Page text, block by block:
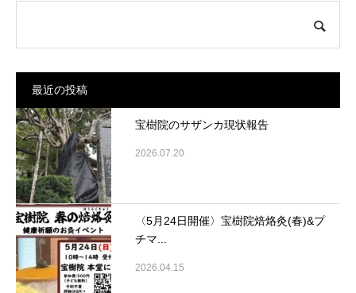
最近の投稿
宝樹院のサザンカ現状報告
2026.07.20
〈5月24日開催〉宝樹院焙烙灸(春)&プ
チマ...
2026.04.15